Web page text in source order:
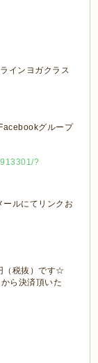
インヨガクラス
グループ
?
ルにてリンクお
（税抜）です☆
ら決済頂いた